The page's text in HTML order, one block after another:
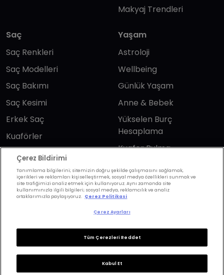
Makyaj Trendleri
Saç
Saç Renkleri
Saç Modelleri
Saç Bakımı
Saç Kesimi
Erkek Saç
Kuaförler
Saç Trendleri
Yaşam
Astroloji
Wellbeing
Günlük Yaşam
Anne & Bebek
Yükselen Burç
Hesaplama
Kuafor Bulma
Bizi takip edin
KVKK Politikası
Aydınlatma Metni
Kullanım Şart ve Koşulları
Çerez Bildirimi
Tanımlama bilgilerini; sitemizin doğru şekilde çalışmasını sağlamak,
içerikleri ve reklamları kişiselleştirmek, sosyal medya özellikleri sunmak ve
site trafiğimizi analiz etmek için kullanıyoruz. Aynı zamanda site
kullanımınızla ilgili bilgileri; sosyal medya, reklamcılık ve analiz
ortaklarımızla paylaşıyoruz. Çerez Politikasi
Çerez Ayarları
Tüm Çerezleri Reddet
Kabul Et